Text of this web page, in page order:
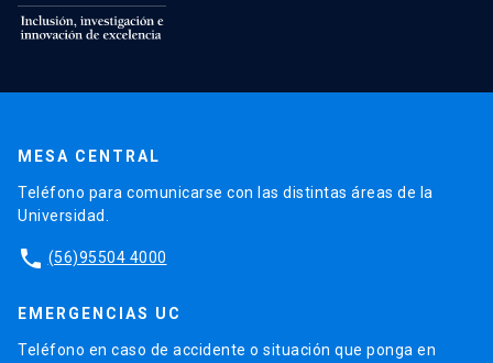
MESA CENTRAL
Teléfono para comunicarse con las distintas áreas de la
Universidad.
phone (56)95504 4000
EMERGENCIAS UC
Teléfono en caso de accidente o situación que ponga en